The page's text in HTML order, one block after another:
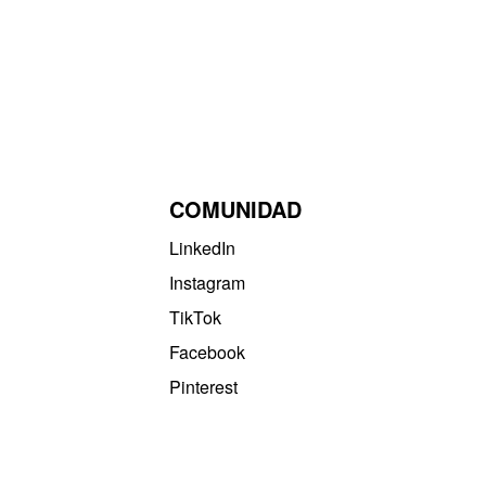
COMUNIDAD
LinkedIn
Instagram
TikTok
Facebook
Pinterest